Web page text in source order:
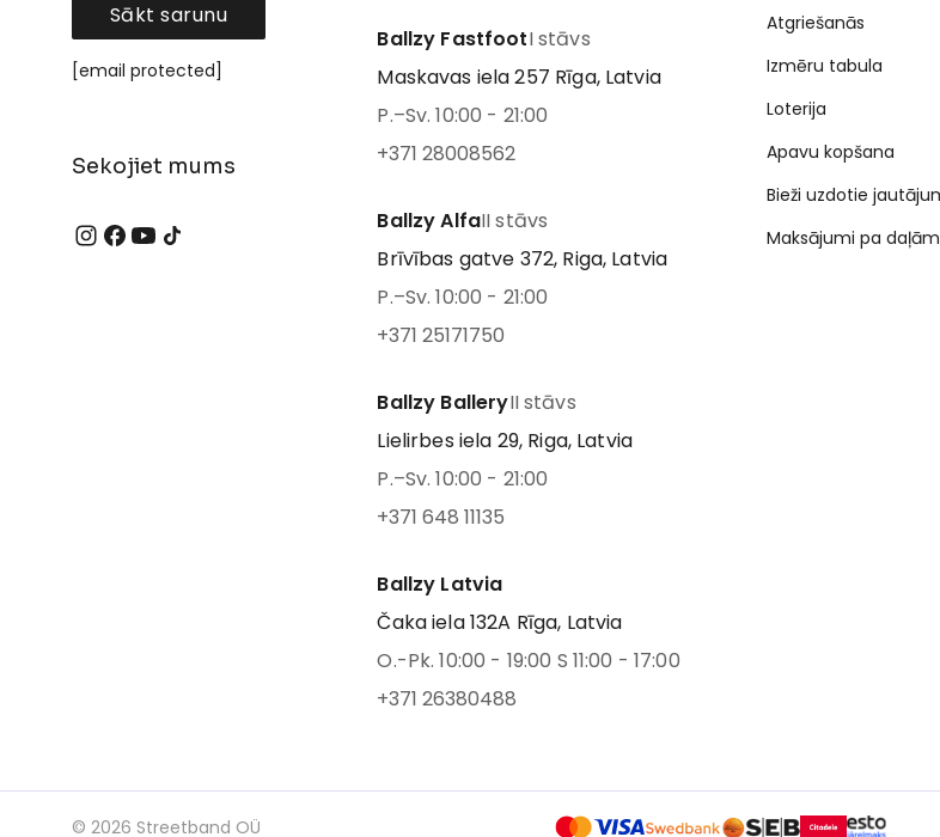
Sākt sarunu
[email protected]
Sekojiet mums
Ballzy FastfootI stāvs
Maskavas iela 257 Rīga, Latvia
P.–Sv. 10:00 - 21:00
+371 28008562
Ballzy AlfaII stāvs
Brīvības gatve 372, Riga, Latvia
P.–Sv. 10:00 - 21:00
+371 25171750
Ballzy BalleryII stāvs
Lielirbes iela 29, Riga, Latvia
P.–Sv. 10:00 - 21:00
+371 648 11135
Ballzy Latvia
Čaka iela 132A Rīga, Latvia
O.-Pk. 10:00 - 19:00 S 11:00 - 17:00
+371 26380488
Atgriešanās
Izmēru tabula
Loterija
Apavu kopšana
Bieži uzdotie
Maksājumi pa daļām
© 2026 Streetband OÜ